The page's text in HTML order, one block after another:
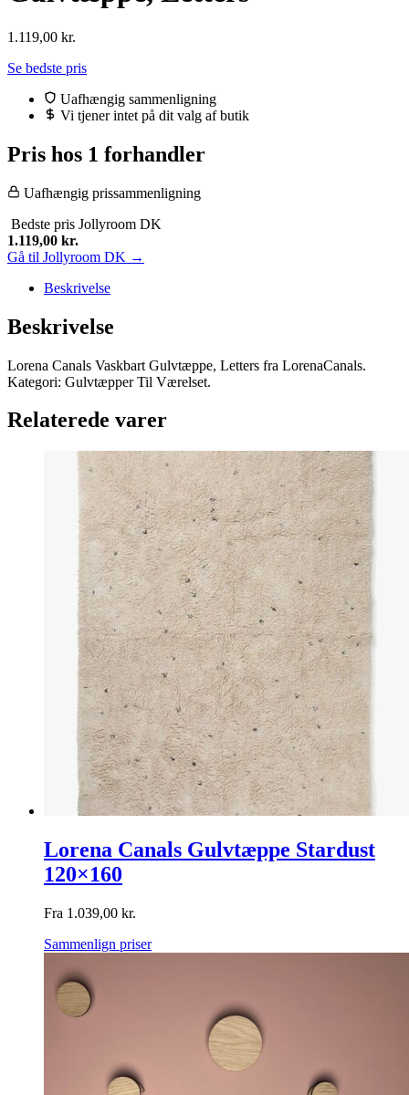
1.119,00 kr.
Se bedste pris
Uafhængig sammenligning
Vi tjener intet på dit valg af butik
Pris hos 1 forhandler
Uafhængig prissammenligning
Bedste pris Jollyroom DK
1.119,00 kr.
Gå til Jollyroom DK →
Beskrivelse
Beskrivelse
Lorena Canals Vaskbart Gulvtæppe, Letters fra LorenaCanals.
Kategori: Gulvtæpper Til Værelset.
Relaterede varer
Lorena Canals Gulvtæppe Stardust
120×160
Fra 1.039,00 kr.
Sammenlign priser